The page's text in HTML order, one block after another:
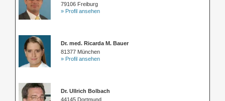
79106 Freiburg
» Profil ansehen
Dr. med. Ricarda M. Bauer
81377 München
» Profil ansehen
Dr. Ullrich Bolbach
44145 Dortmund